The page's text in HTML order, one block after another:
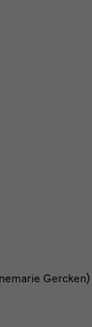
Gercken)